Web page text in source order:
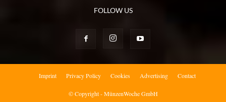
FOLLOW US
Imprint Privacy Policy Cookies Advertising Contact
© Copyright - MünzenWoche GmbH